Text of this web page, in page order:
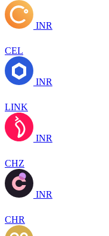
INR
CEL
INR
LINK
INR
CHZ
INR
CHR